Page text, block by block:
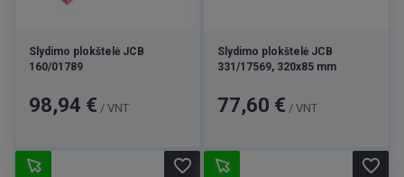
Slydimo plokštelė JCB
160/01789
Kaina
98,94 € / VNT
Slydimo plokštelė JCB
331/17569, 320x85 mm
Kaina
77,60 € / VNT
favorite_border favorite_border